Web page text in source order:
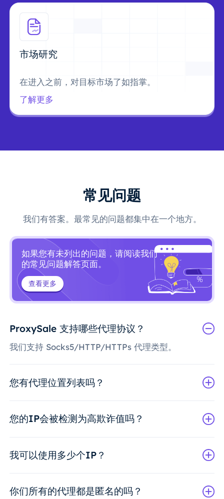
市场研究
在进入之前，对目标市场了如指掌。
了解更多
常见问题
我们有答案。最常见的问题都集中在一个地方。
如果您有未列出的问题，请阅读我们
的常见问题解答页面。
查看更多
ProxySale 支持哪些代理协议？
我们支持 Socks5/HTTP/HTTPs 代理类型。
您有代理位置列表吗？
您的IP会被检测为高欺诈值吗？
我可以使用多少个IP？
你们所有的代理都是匿名的吗？